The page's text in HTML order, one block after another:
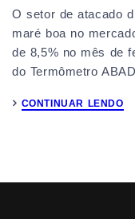
O setor de atacado
maré boa no
de 8,5% no mês de
do Termômetro
CONTINUAR LENDO